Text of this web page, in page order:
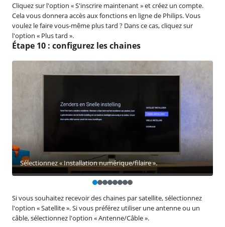
Cliquez sur l'option « S'inscrire maintenant » et créez un compte.
Cela vous donnera accès aux fonctions en ligne de Philips. Vous
voulez le faire vous-même plus tard ? Dans ce cas, cliquez sur
l'option « Plus tard ».
Étape 10 : configurez les chaines
Si vous souhaitez recevoir des chaines par satellite, sélectionnez
l'option « Satellite ». Si vous préférez utiliser une antenne ou un
câble, sélectionnez l'option « Antenne/Câble ».
Sélectionnez « Installation numérique/filaire ».